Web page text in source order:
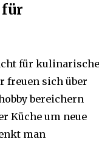
für
für kulinarische
freuen sich über
bereichern
Küche um neue
man